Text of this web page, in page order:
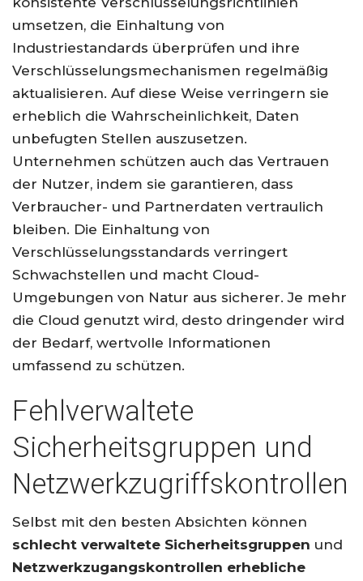
umsetzen, die Einhaltung von
Industriestandards überprüfen und ihre
Verschlüsselungsmechanismen regelmäßig
aktualisieren. Auf diese Weise verringern sie
erheblich die Wahrscheinlichkeit, Daten
unbefugten Stellen auszusetzen.
Unternehmen schützen auch das Vertrauen
der Nutzer, indem sie garantieren, dass
Verbraucher- und Partnerdaten vertraulich
bleiben. Die Einhaltung von
Verschlüsselungsstandards verringert
Schwachstellen und macht Cloud-
Umgebungen von Natur aus sicherer. Je mehr
die Cloud genutzt wird, desto dringender wird
der Bedarf, wertvolle Informationen
umfassend zu schützen.
Fehlverwaltete
Sicherheitsgruppen und
Netzwerkzugriffskontrollen
Selbst mit den besten Absichten können
schlecht verwaltete Sicherheitsgruppen und
Netzwerkzugangskontrollen erhebliche